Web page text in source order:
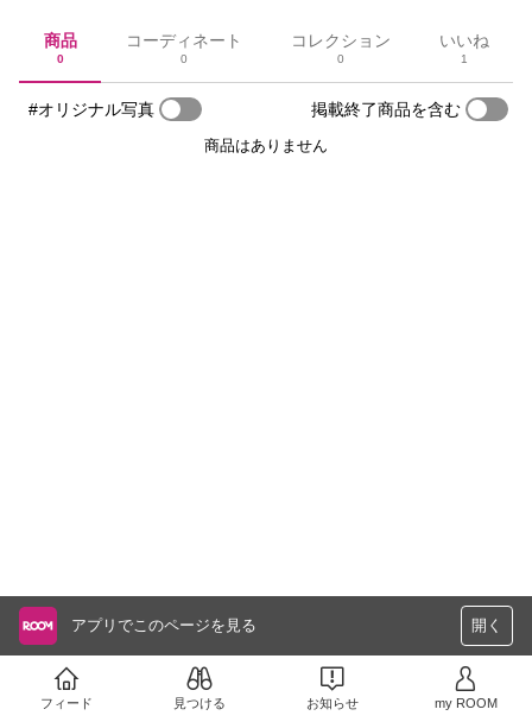
商品
0
コーディネート
0
コレクション
0
いいね
1
#オリジナル写真 掲載終了商品を含む
商品はありません
アプリでこのページを見る 開く
フィード 見つける お知らせ my ROOM